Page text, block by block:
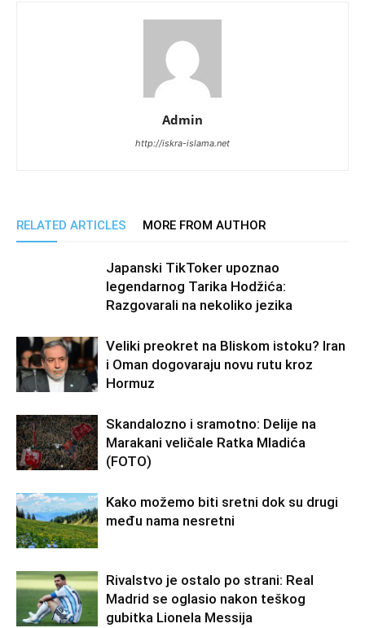
Admin
http://iskra-islama.net
RELATED ARTICLES MORE FROM AUTHOR
Japanski TikToker upoznao
legendarnog Tarika Hodžića:
Razgovarali na nekoliko jezika
Veliki preokret na Bliskom istoku? Iran
i Oman dogovaraju novu rutu kroz
Hormuz
Skandalozno i sramotno: Delije na
Marakani veličale Ratka Mladića
(FOTO)
Kako možemo biti sretni dok su drugi
među nama nesretni
Rivalstvo je ostalo po strani: Real
Madrid se oglasio nakon teškog
gubitka Lionela Messija